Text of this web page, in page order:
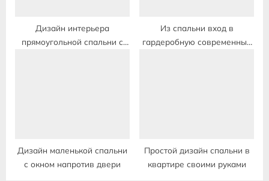
Дизайн интерьера
прямоугольной спальни с
Из спальни вход в
гардеробную современный
Дизайн маленькой спальни
с окном напротив двери
Простой дизайн спальни в
квартире своими руками